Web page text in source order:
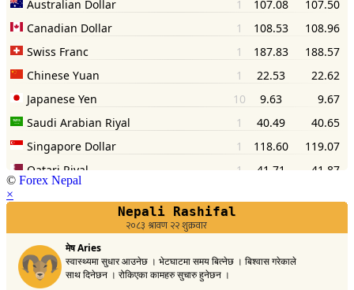
© Forex Nepal
×